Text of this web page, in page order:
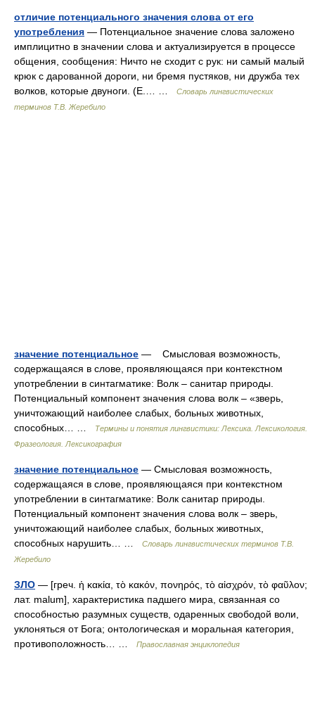
отличие потенциального значения слова от его
употребления — Потенциальное значение слова заложено
имплицитно в значении слова и актуализируется в процессе
общения, сообщения: Ничто не сходит с рук: ни самый малый
крюк с дарованной дороги, ни бремя пустяков, ни дружба тех
волков, которые двуноги. (Е.… …
Словарь лингвистических
терминов Т.В. Жеребило
значение потенциальное — Смысловая возможность,
содержащаяся в слове, проявляющаяся при контекстном
употреблении в синтагматике: Волк – санитар природы.
Потенциальный компонент значения слова волк – «зверь,
уничтожающий наиболее слабых, больных животных,
способных… …
Термины и понятия лингвистики: Лексика. Лексикология.
Фразеология. Лексикография
значение потенциальное — Смысловая возможность,
содержащаяся в слове, проявляющаяся при контекстном
употреблении в синтагматике: Волк санитар природы.
Потенциальный компонент значения слова волк – зверь,
уничтожающий наиболее слабых, больных животных,
способных нарушить… …
Словарь лингвистических терминов Т.В.
Жеребило
ЗЛО — [греч. ἡ κακία, τὸ κακόν, πονηρός, τὸ αἰσχρόν, τὸ φαῦλον;
лат. malum], характеристика падшего мира, связанная со
способностью разумных существ, одаренных свободой воли,
уклоняться от Бога; онтологическая и моральная категория,
противоположность… …
Православная энциклопедия